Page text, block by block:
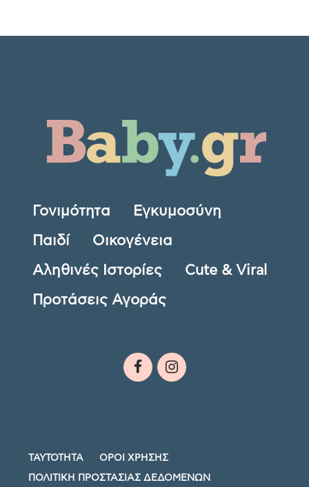
Γονιμότητα Εγκυμοσύνη
Παιδί Οικογένεια
Αληθινές Ιστορίες Cute & Viral
Προτάσεις Αγοράς
ΤΑΥΤΟΤΗΤΑ ΟΡΟΙ ΧΡΗΣΗΣ
ΠΟΛΙΤΙΚΗ ΠΡΟΣΤΑΣΙΑΣ ΔΕΔΟΜΕΝΩΝ